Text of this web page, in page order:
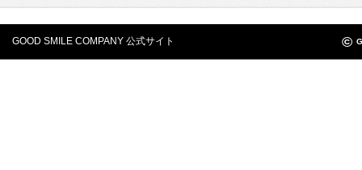
GOOD SMILE COMPANY 公式サイト ©